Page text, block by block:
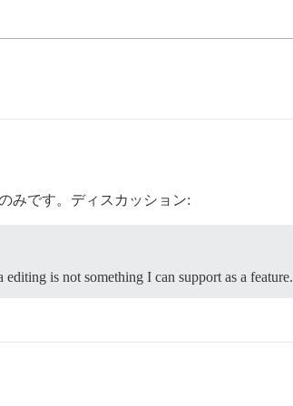
みです。ディスカッション:
is not something I can support as a feature.